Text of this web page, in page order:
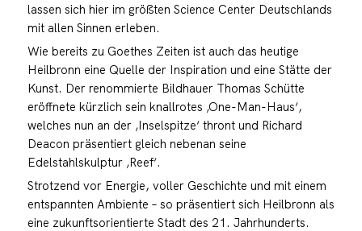
lassen sich hier im größten Science Center Deutschlands
mit allen Sinnen erleben.
Wie bereits zu Goethes Zeiten ist auch das heutige
Heilbronn eine Quelle der Inspiration und eine Stätte der
Kunst. Der renommierte Bildhauer Thomas Schütte
eröffnete kürzlich sein knallrotes ‚One-Man-Haus‘,
welches nun an der ‚Inselspitze‘ thront und Richard
Deacon präsentiert gleich nebenan seine
Edelstahlskulptur ‚Reef‘.
Strotzend vor Energie, voller Geschichte und mit einem
entspannten Ambiente – so präsentiert sich Heilbronn als
eine zukunftsorientierte Stadt des 21. Jahrhunderts.